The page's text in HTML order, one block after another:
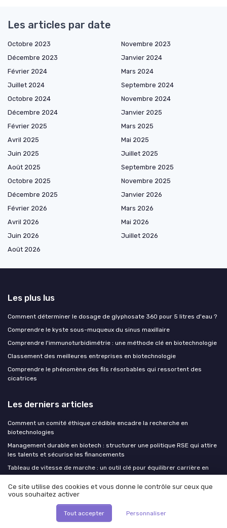
Les articles par date
Octobre 2023
Novembre 2023
Décembre 2023
Janvier 2024
Février 2024
Mars 2024
Juillet 2024
Septembre 2024
Octobre 2024
Novembre 2024
Décembre 2024
Janvier 2025
Février 2025
Mars 2025
Avril 2025
Mai 2025
Juin 2025
Juillet 2025
Août 2025
Septembre 2025
Octobre 2025
Novembre 2025
Décembre 2025
Janvier 2026
Février 2026
Mars 2026
Avril 2026
Mai 2026
Juin 2026
Juillet 2026
Août 2026
Les plus lus
Comment déterminer le dosage de glyphosate 360 pour 5 litres d'eau ?
Comprendre le kyste sous-muqueux du sinus maxillaire
Comprendre l'immunoturbidimétrie : une méthode clé en biotechnologie
Classement des meilleures entreprises en biotechnologie
Comprendre le phénomène des fils résorbables qui ressortent des
cicatrices
Les derniers articles
Comment un comité éthique crédible encadre la recherche en
biotechnologies
Management durable en biotech : structurer une politique RSE qui attire
les talents et sécurise les financements
Tableau de vitesse de marche : un outil clé pour équilibrer carrière en
biotech et santé au quotidien
Virnex et acouphènes : innovations biotechnologiques pour une oreille
CBD et savoir-faire français : comment le cannabidiol transforme le
quotidien dans les biotech
Ce site utilise des cookies et vous donne le contrôle sur ceux que
vous souhaitez activer
Tout accepter Personnaliser